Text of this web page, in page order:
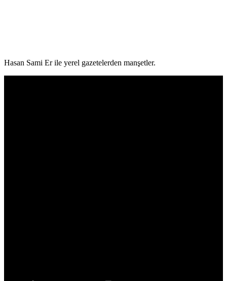
Hasan Sami Er ile yerel gazetelerden manşetler.